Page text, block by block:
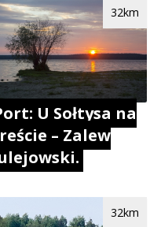
U Sołtysa na
– Zalew
32km
32km